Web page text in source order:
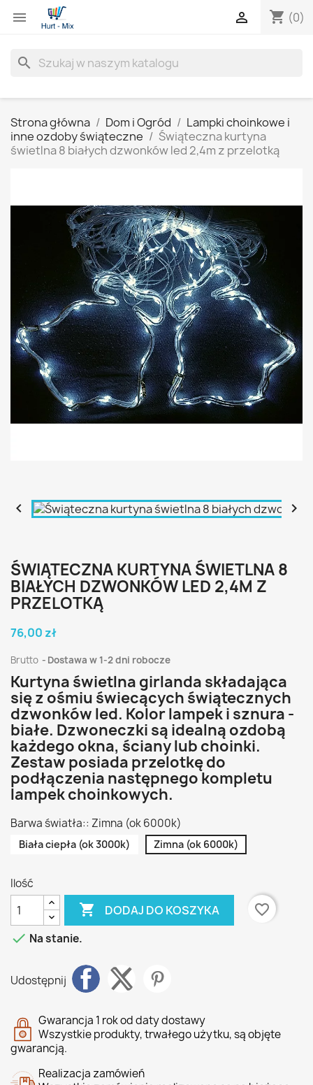
 shopping_cart (0)

search
Strona główna Dom i Ogród
Lampki choinkowe i
inne ozdoby świąteczne
Świąteczna kurtyna
świetlna 8 białych dzwonków led 2,4m z przelotką
 
ŚWIĄTECZNA KURTYNA ŚWIETLNA 8
BIAŁYCH DZWONKÓW LED 2,4M Z
PRZELOTKĄ
76,00 zł
Brutto Dostawa w 1-2 dni robocze
Kurtyna świetlna girlanda składająca
się z ośmiu świecących świątecznych
dzwonków led. Kolor lampek i sznura -
białe. Dzwoneczki są idealną ozdobą
każdego okna, ściany lub choinki.
Zestaw posiada przelotkę do
podłączenia następnego kompletu
lampek choinkowych.
Barwa światła:: Zimna (ok 6000k)
Biała ciepła (ok 3000k) Zimna (ok 6000k)
Ilość
 DODAJ DO KOSZYKA
favorite_border
 Na stanie.
Udostępnij
Gwarancja 1 rok od daty dostawy
Wszystkie produkty, trwałego użytku, są objęte
gwarancją.
Realizacja zamówień